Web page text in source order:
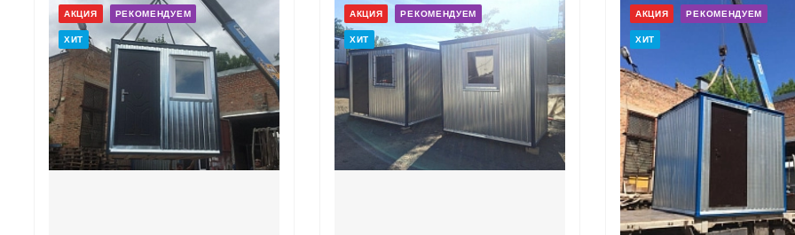
АКЦИЯ РЕКОМЕНДУЕМ
ХИТ
АКЦИЯ РЕКОМЕНДУЕМ
ХИТ
АКЦИЯ РЕКОМЕНДУЕМ
ХИТ